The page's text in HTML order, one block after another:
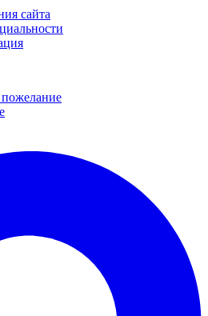
сайта